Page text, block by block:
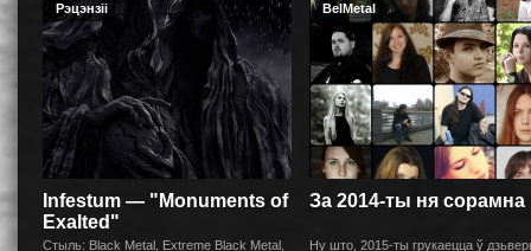
Рэцэнзіі
Infestum — "Monuments of
Exalted"
Стыль: Black Metal, Extreme Black Metal,
BelMetal
За 2014-ты ня сорамна
Ну што, 2015-ты грукаецца ў